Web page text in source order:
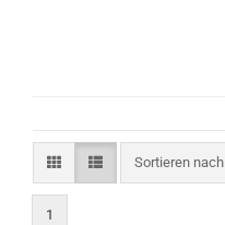
Sortieren nach
Sortieren nach
1